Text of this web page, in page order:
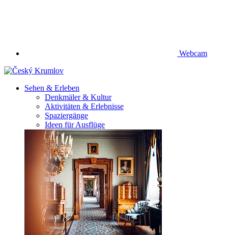
Webcam
Sehen & Erleben
Denkmäler & Kultur
Aktivitäten & Erlebnisse
Spaziergänge
Ideen für Ausflüge